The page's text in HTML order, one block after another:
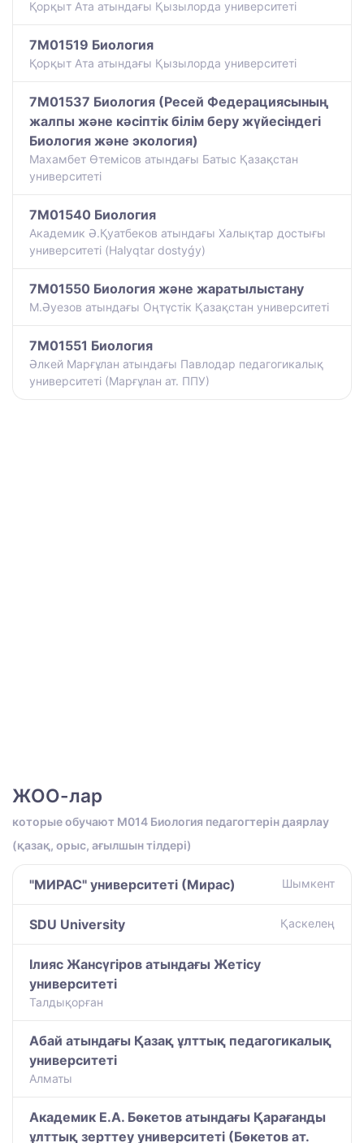
Қорқыт Ата атындағы Қызылорда университеті
7M01519 Биология
Қорқыт Ата атындағы Қызылорда университеті
7M01537 Биология (Ресей Федерациясының
жалпы және кәсіптік білім беру жүйесіндегі
Биология және экология)
Махамбет Өтемісов атындағы Батыс Қазақстан
университеті
7M01540 Биология
Академик Ә.Қуатбеков атындағы Халықтар достығы
университеті (Halyqtar dostyǵy)
7M01550 Биология және жаратылыстану
М.Әуезов атындағы Оңтүстік Қазақстан университеті
7M01551 Биология
Әлкей Марғұлан атындағы Павлодар педагогикалық
университеті (Марғұлан ат. ППУ)
ЖОО-лар
которые обучают M014 Биология педагогтерін даярлау
(қазақ, орыс, ағылшын тілдері)
"МИРАС" университеті (Мирас) Шымкент
SDU University Қаскелең
Ілияс Жансүгіров атындағы Жетісу
университеті
Талдықорған
Абай атындағы Қазақ ұлттық педагогикалық
университеті
Алматы
Академик Е.А. Бөкетов атындағы Қарағанды
ұлттық зерттеу университеті (Бөкетов ат.